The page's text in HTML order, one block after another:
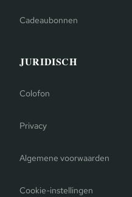
Cadeaubonnen
JURIDISCH
Colofon
Privacy
Algemene voorwaarden
Cookie-instellingen